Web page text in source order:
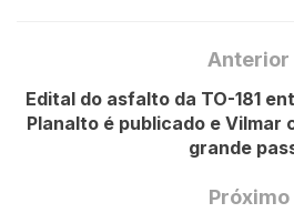
Anterior
Edital do asfalto da TO-181
Planalto é publicado e Vilmar
grande
Próximo